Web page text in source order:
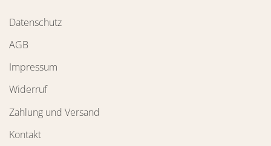
Datenschutz
AGB
Impressum
Widerruf
Zahlung und Versand
Kontakt